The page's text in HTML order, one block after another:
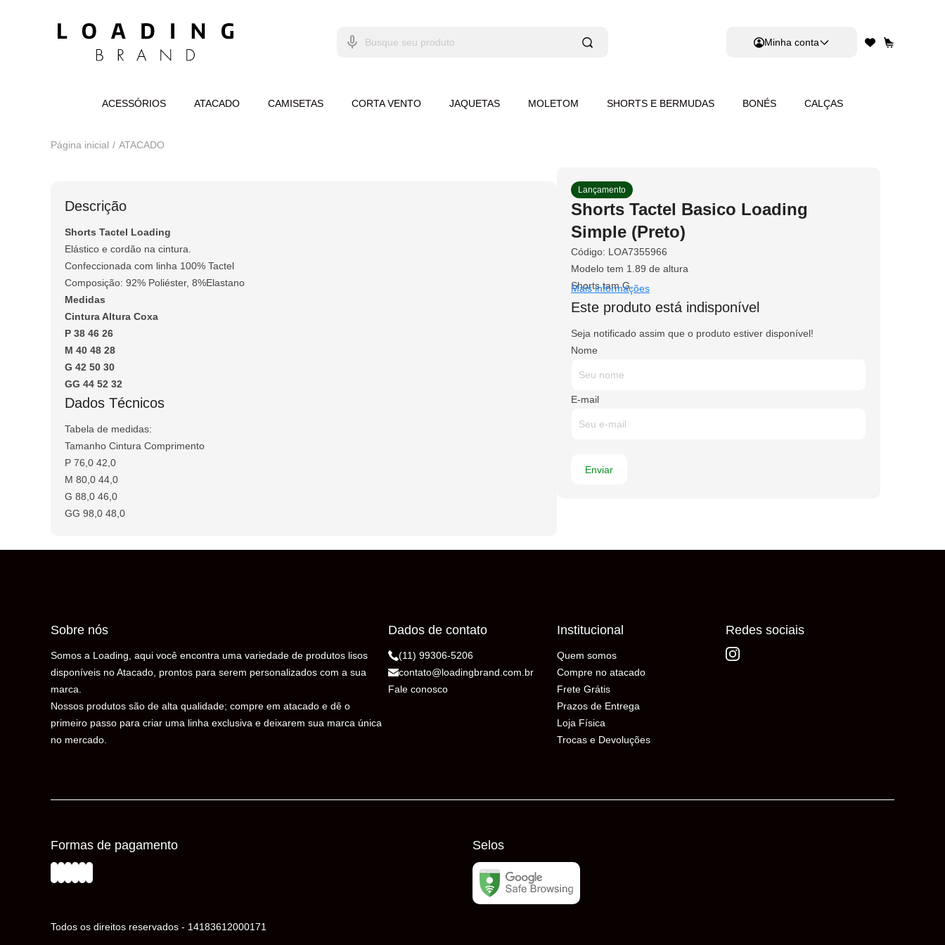
Minha conta
ACESSÓRIOS ATACADO CAMISETAS CORTA VENTO JAQUETAS MOLETOM SHORTS E BERMUDAS BONÉS CALÇAS
Página inicial ATACADO
Descrição
Shorts Tactel Loading
Elástico e cordão na cintura.
Confeccionada com linha 100% Tactel
Composição: 92% Poliéster, 8%Elastano
Medidas
Cintura Altura Coxa
P 38 46 26
M 40 48 28
G 42 50 30
GG 44 52 32
Dados Técnicos
Tabela de medidas:
Tamanho Cintura Comprimento
P 76,0 42,0
M 80,0 44,0
G 88,0 46,0
GG 98,0 48,0
Lançamento
Shorts Tactel Basico Loading
Simple (Preto)
Código: LOA7355966
Modelo tem 1.89 de altura
Shorts tam G.
Mais informações
Este produto está indisponível
Seja notificado assim que o produto estiver disponível!
Nome
E-mail
Sobre nós
Somos a Loading, aqui você encontra uma variedade de produtos lisos
disponíveis no Atacado, prontos para serem personalizados com a sua
marca.
Nossos produtos são de alta qualidade; compre em atacado e dê o
primeiro passo para criar uma linha exclusiva e deixarem sua marca única
no mercado.
Dados de contato
(11) 99306-5206
contato@loadingbrand.com.br
Fale conosco
Institucional
Quem somos
Compre no atacado
Frete Grátis
Prazos de Entrega
Loja Física
Trocas e Devoluções
Redes sociais
Formas de pagamento Selos
Todos os direitos reservados - 14183612000171